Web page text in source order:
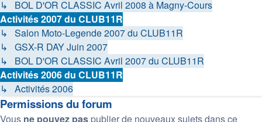
↳ BOL D'OR CLASSIC Avril 2008 à Magny-Cours
Activités 2007 du CLUB11R
↳ Salon Moto-Legende 2007 du CLUB11R
↳ GSX-R DAY Juin 2007
↳ BOL D'OR CLASSIC Avril 2007 du CLUB11R
Activités 2006 du CLUB11R
↳ Activités 2006
Permissions du forum
Vous ne pouvez pas publier de nouveaux sujets dans ce